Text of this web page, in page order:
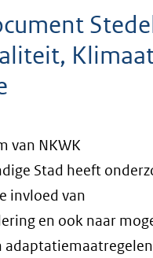
van NKWK
Stad heeft
invloed van
en ook naar